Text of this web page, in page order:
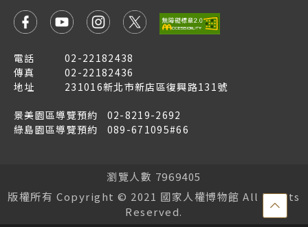
點
電話
02-22182438
傳真
02-22182436
地址
231016新北市新店區復興路131號
景美園區導覽預約
02-8219-2692
綠島園區導覽預約
089-671095#66
瀏覽人數 7969405
版權所有 Copyright © 2021 國家人權博物館 All Rights
Reserved.